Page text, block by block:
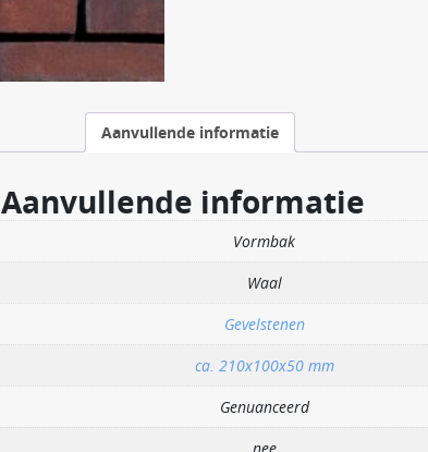
Aanvullende informatie
Aanvullende informatie
Vormbak
Waal
Gevelstenen
ca. 210x100x50 mm
Genuanceerd